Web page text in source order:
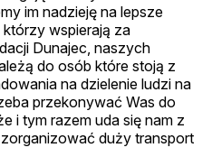
im nadzieję na lepsze
wspierają za
Dunajec, naszych
do osób które stoją z
na dzielenie ludzi na
przekonywać Was do
i tym razem uda się nam z
duży transport